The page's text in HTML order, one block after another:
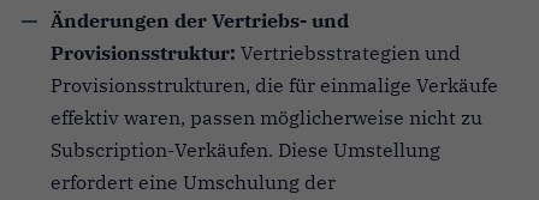
Änderungen der Vertriebs- und
Provisionsstruktur: Vertriebsstrategien und
Provisionsstrukturen, die für einmalige Verkäufe
effektiv waren, passen möglicherweise nicht zu
Subscription-Verkäufen. Diese Umstellung
erfordert eine Umschulung der